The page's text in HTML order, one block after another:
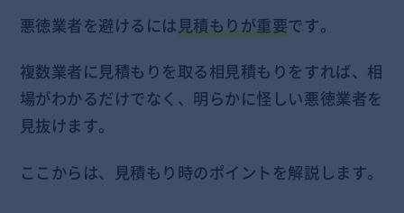
悪徳業者を避けるには見積もりが重要です。
複数業者に見積もりを取る相見積もりをすれば、相
場がわかるだけでなく、明らかに怪しい悪徳業者を
見抜けます。
ここからは、見積もり時のポイントを解説します。